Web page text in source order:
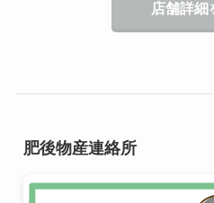
店舗詳細
肥後物産連絡所